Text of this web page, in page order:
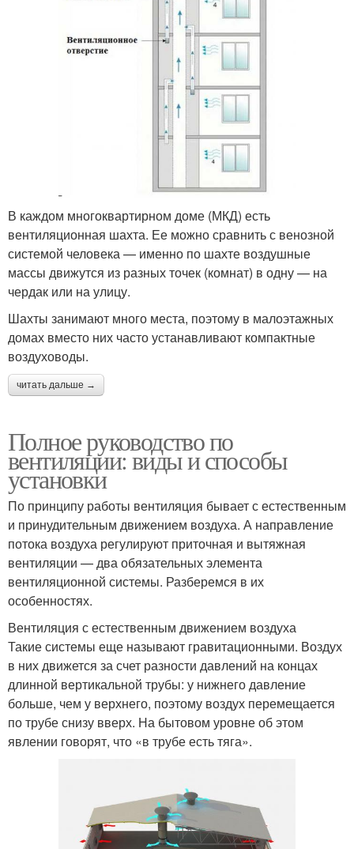
В каждом многоквартирном доме (МКД) есть
вентиляционная шахта. Ее можно сравнить с венозной
системой человека — именно по шахте воздушные
массы движутся из разных точек (комнат) в одну — на
чердак или на улицу.
Шахты занимают много места, поэтому в малоэтажных
домах вместо них часто устанавливают компактные
воздуховоды.
читать дальше →
Полное руководство по
вентиляции: виды и способы
установки
По принципу работы вентиляция бывает с естественным
и принудительным движением воздуха. А направление
потока воздуха регулируют приточная и вытяжная
вентиляции — два обязательных элемента
вентиляционной системы. Разберемся в их
особенностях.
Вентиляция с естественным движением воздуха
Такие системы еще называют гравитационными. Воздух
в них движется за счет разности давлений на концах
длинной вертикальной трубы: у нижнего давление
больше, чем у верхнего, поэтому воздух перемещается
по трубе снизу вверх. На бытовом уровне об этом
явлении говорят, что «в трубе есть тяга».